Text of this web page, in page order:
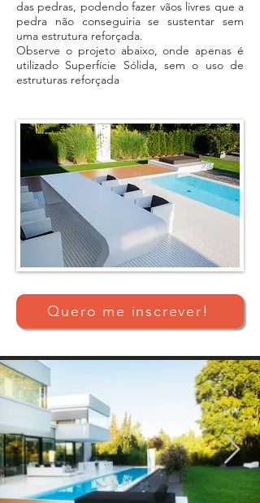
das pedras, podendofazer vãos livres que a
pedra não conseguiria se sustentar sem
uma estrutura reforçada.
Observe o projeto abaixo, onde apenas é
utilizado Superfície Sólida, sem o uso de
estruturas reforçada
Quero me inscrever!